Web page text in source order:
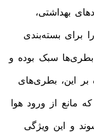
بهداشتی،
برای بسته‌بندی
سبک بوده و
بر این، بطری‌های
مانع از ورود هوا
و این ویژگی